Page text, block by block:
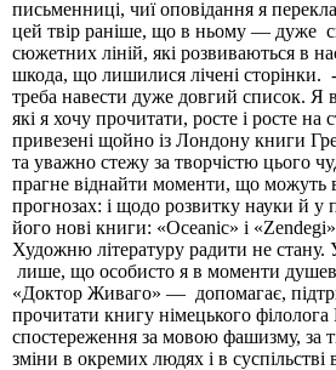
письменниці, чиї оповідання я
цей твір раніше, що в ньому — дуже
сюжетних ліній, які розвиваються в
шкода, що лишилися лічені
треба навести дуже довгий список. Я
які я хочу прочитати, росте і росте
привезені щойно із Лондону книги
та уважно стежу за творчістю цього
прагне віднайти моменти, що можуть
прогнозах: і щодо розвитку науки й у
його нові книги: «Oceanic» і
Художню літературу радити не стану.
лише, що особисто я в моменти
«Доктор Живаго» — допомагає,
прочитати книгу німецького
спостереження за мовою фашизму, за
зміни в окремих людях і в суспільстві